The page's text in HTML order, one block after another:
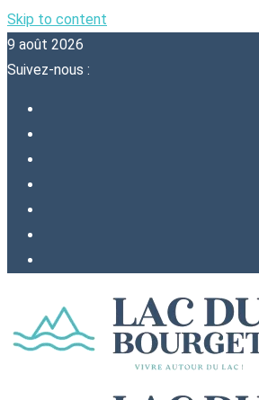
Skip to content
9 août 2026
Suivez-nous :